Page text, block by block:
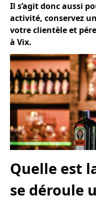
Il s’agit donc aussi
activité, conservez
votre clientèle et
à Vix.
Quelle est
se déroule